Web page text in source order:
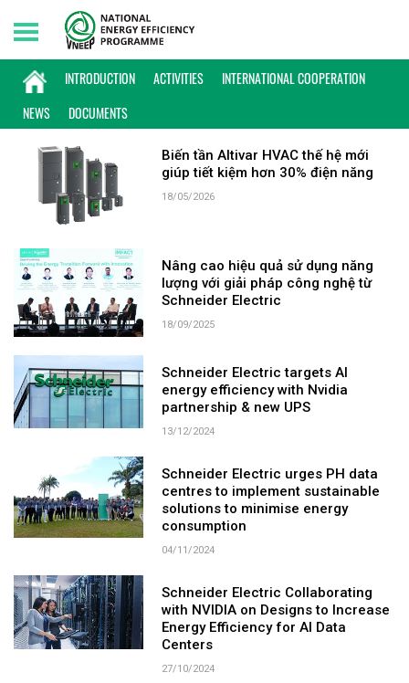
INTRODUCTION ACTIVITIES
INTERNATIONAL COOPERATION
NEWS
DOCUMENTS
Monday, 10/08/2026 | 18:38 GMT+7
KEYWORD: SCHNEIDER ELECTRIC
Biến tần Altivar HVAC thế hệ mới
giúp tiết kiệm hơn 30% điện năng
18/05/2026
Nâng cao hiệu quả sử dụng năng
lượng với giải pháp công nghệ từ
Schneider Electric
18/09/2025
Schneider Electric targets AI
energy efficiency with Nvidia
partnership & new UPS
13/12/2024
Schneider Electric urges PH data
centres to implement sustainable
solutions to minimise energy
consumption
04/11/2024
Schneider Electric Collaborating
with NVIDIA on Designs to Increase
Energy Efficiency for AI Data
Centers
27/10/2024